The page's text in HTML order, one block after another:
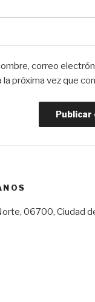
correo
próxima vez que
06700, Ciudad